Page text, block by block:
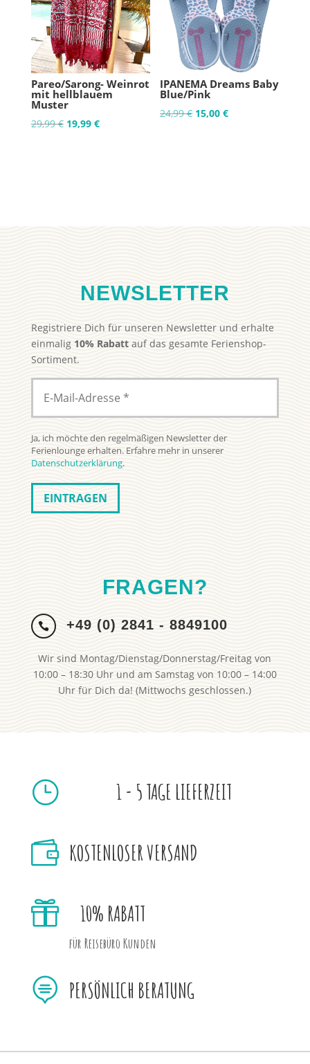
Pareo/Sarong- Weinrot
mit hellblauem
Muster
29,99€ Ursprünglicher
19,99 €Aktueller
IPANEMA Dreams Baby
Blue/Pink
24,99€ Ursprünglicher
15,00€Aktueller
NEWSLETTER
Registriere Dich für unseren Newsletter und erhalte
einmalig 10% Rabattauf das gesamte Ferienshop-
Sortiment.
Ja, ich möchte den regelmäßigen Newsletter der
Ferienlounge erhalten. Erfahre mehr in unserer
Datenschutzerklärung.
FRAGEN?
 +49 (0) 2841 - 8849100
Wir sind Montag/Dienstag/Donnerstag/Freitag von
10:00 – 18:30 Uhr und am Samstag von 10:00 – 14:00
Uhr für Dich da! (Mittwochs geschlossen.)
} 1 - 5 TAGE LIEFERZEIT
 KOSTENLOSER VERSAND
 10% RABATT
für Reisebüro Kunden
 PERSÖNLICH BERATUNG